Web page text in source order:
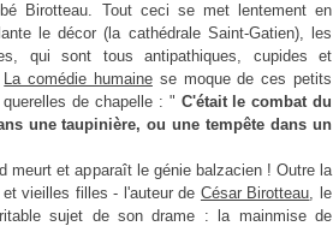
Birotteau. Tout ceci se met lentement en
le décor (la cathédrale Saint-Gatien), les
qui sont tous antipathiques, cupides et
La comédie humainese moque de ces petits
de chapelle : " C'était le combat du
une taupinière, ou une tempête dans un
meurt et apparaît le génie balzacien ! Outre la
vieilles filles - l'auteur de César Birotteau, le
sujet de son drame : la mainmise de